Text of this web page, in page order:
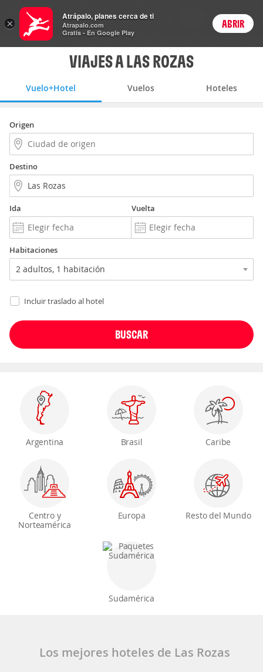
Vuelo+Hotel Precios enPeso
ARSCambiar moneda
Login
VIAJES A LAS ROZAS
Vuelo+Hotel Vuelos Hoteles
Origen
Destino
Ida Vuelta
Habitaciones
Incluir traslado al hotel
Argentina Brasil Caribe
Centro y
Norteamérica
Europa Resto del Mundo
Sudamérica
Los mejores hoteles de Las Rozas
×
Atrápalo, planes cerca de ti
Atrapalo.com
Gratis - En Google Play
ABRIR